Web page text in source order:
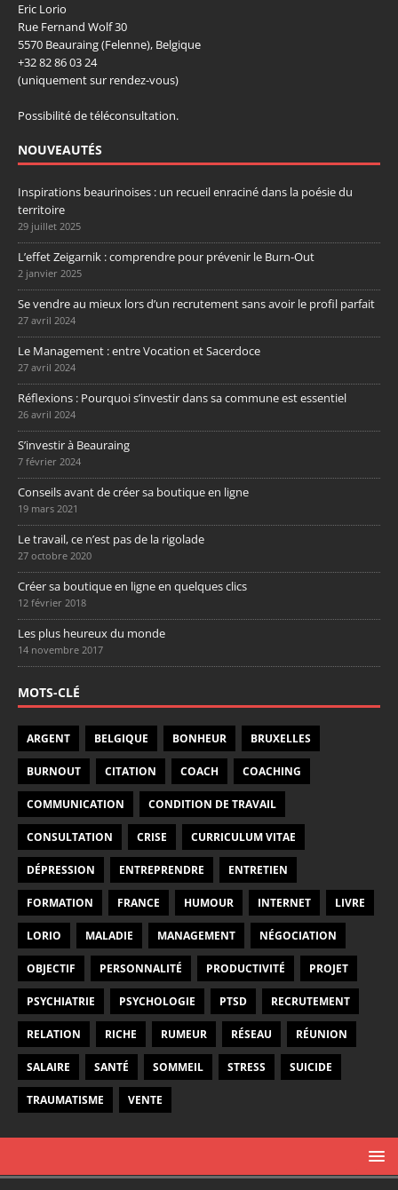
Eric Lorio
Rue Fernand Wolf 30
5570 Beauraing (Felenne), Belgique
+32 82 86 03 24
(uniquement sur rendez-vous)
Possibilité de téléconsultation.
NOUVEAUTÉS
Inspirations beaurinoises : un recueil enraciné dans la poésie du
territoire
29 juillet 2025
L’effet Zeigarnik : comprendre pour prévenir le Burn-Out
2 janvier 2025
Se vendre au mieux lors d’un recrutement sans avoir le profil parfait
27 avril 2024
Le Management : entre Vocation et Sacerdoce
27 avril 2024
Réflexions : Pourquoi s’investir dans sa commune est essentiel
26 avril 2024
S’investir à Beauraing
7 février 2024
Conseils avant de créer sa boutique en ligne
19 mars 2021
Le travail, ce n’est pas de la rigolade
27 octobre 2020
Créer sa boutique en ligne en quelques clics
12 février 2018
Les plus heureux du monde
14 novembre 2017
MOTS-CLÉ
ARGENT BELGIQUE BONHEUR BRUXELLES
BURNOUT CITATION COACH COACHING
COMMUNICATION CONDITION DE TRAVAIL
CONSULTATION CRISE CURRICULUM VITAE
DÉPRESSION ENTREPRENDRE ENTRETIEN
FORMATION FRANCE HUMOUR INTERNET LIVRE
LORIO MALADIE MANAGEMENT NÉGOCIATION
OBJECTIF PERSONNALITÉ PRODUCTIVITÉ PROJET
PSYCHIATRIE PSYCHOLOGIE PTSD RECRUTEMENT
RELATION RICHE RUMEUR RÉSEAU RÉUNION
SALAIRE SANTÉ SOMMEIL STRESS SUICIDE
TRAUMATISME VENTE